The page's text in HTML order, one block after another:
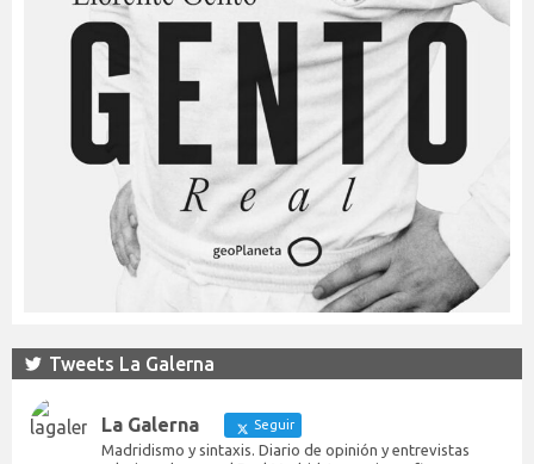
Tweets La Galerna
La Galerna Seguir
Madridismo y sintaxis. Diario de opinión y entrevistas